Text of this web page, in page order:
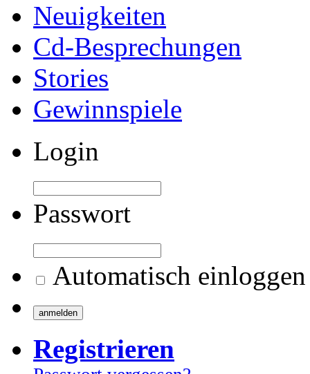
Neuigkeiten
Cd-Besprechungen
Stories
Gewinnspiele
Login
Passwort
Automatisch einloggen
Registrieren